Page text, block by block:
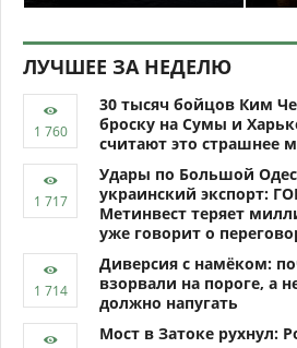
ЛУЧШЕЕ ЗА НЕДЕЛЮ
30 тысяч бойцов Ким
броску на Сумы и
считают это страшнее
Удары по Большой
украинский экспорт:
Метинвест теряет
уже говорит о
Диверсия с намёком:
взорвали на пороге, а
должно напугать
Мост в Затоке рухнул: